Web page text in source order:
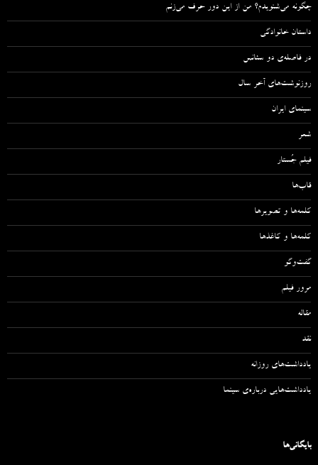
چگونه می‌شنویدم؟ من از این دور حرف می‌زنم
داستان خانوادگی
در فاصله‌ی دو سئانس
روزنوشت‌های آخر سال
سینمای ایران
شعر
فیلم جُستار
قاب‌ها
کلمه‌ها و تصویرها
کلمه‌ها و کاغذها
گفت‌وگو
مرور فیلم
مقاله‌
نقد
یادداشت‌های روزانه
یادداشت‌هایی درباره‌ی سینما
بایگانی‌ها